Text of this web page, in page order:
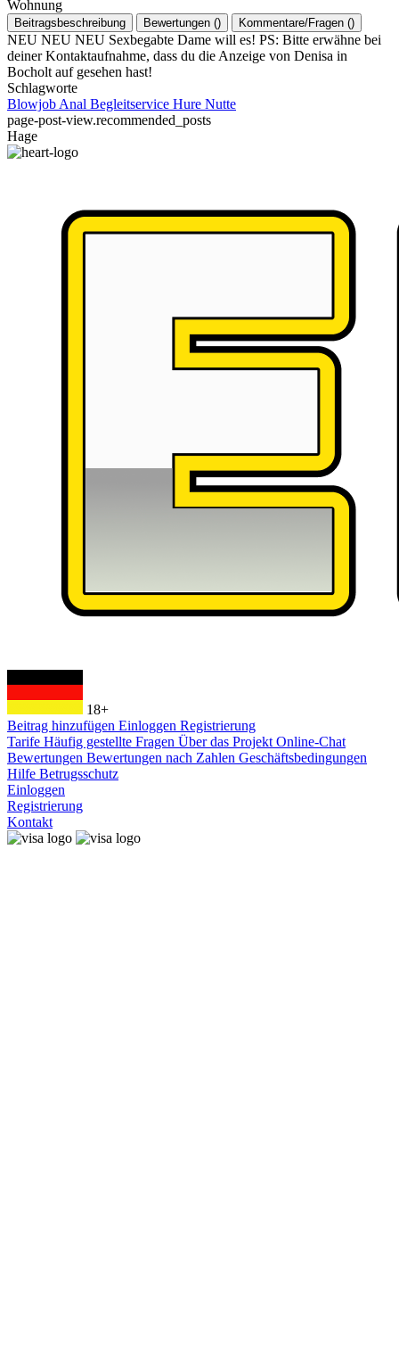
Wohnung
Beitragsbeschreibung Bewertungen () Kommentare/Fragen ()
NEU NEU NEU Sexbegabte Dame will es! PS: Bitte erwähne bei
deiner Kontaktaufnahme, dass du die Anzeige von Denisa in
Bocholt auf gesehen hast!
Schlagworte
Blowjob Anal Begleitservice Hure Nutte
page-post-view.recommended_posts
Hage
18+
Beitrag hinzufügen Einloggen Registrierung
Tarife Häufig gestellte Fragen Über das Projekt Online-Chat
Bewertungen Bewertungen nach Zahlen Geschäftsbedingungen
Hilfe Betrugsschutz
Einloggen
Registrierung
Kontakt